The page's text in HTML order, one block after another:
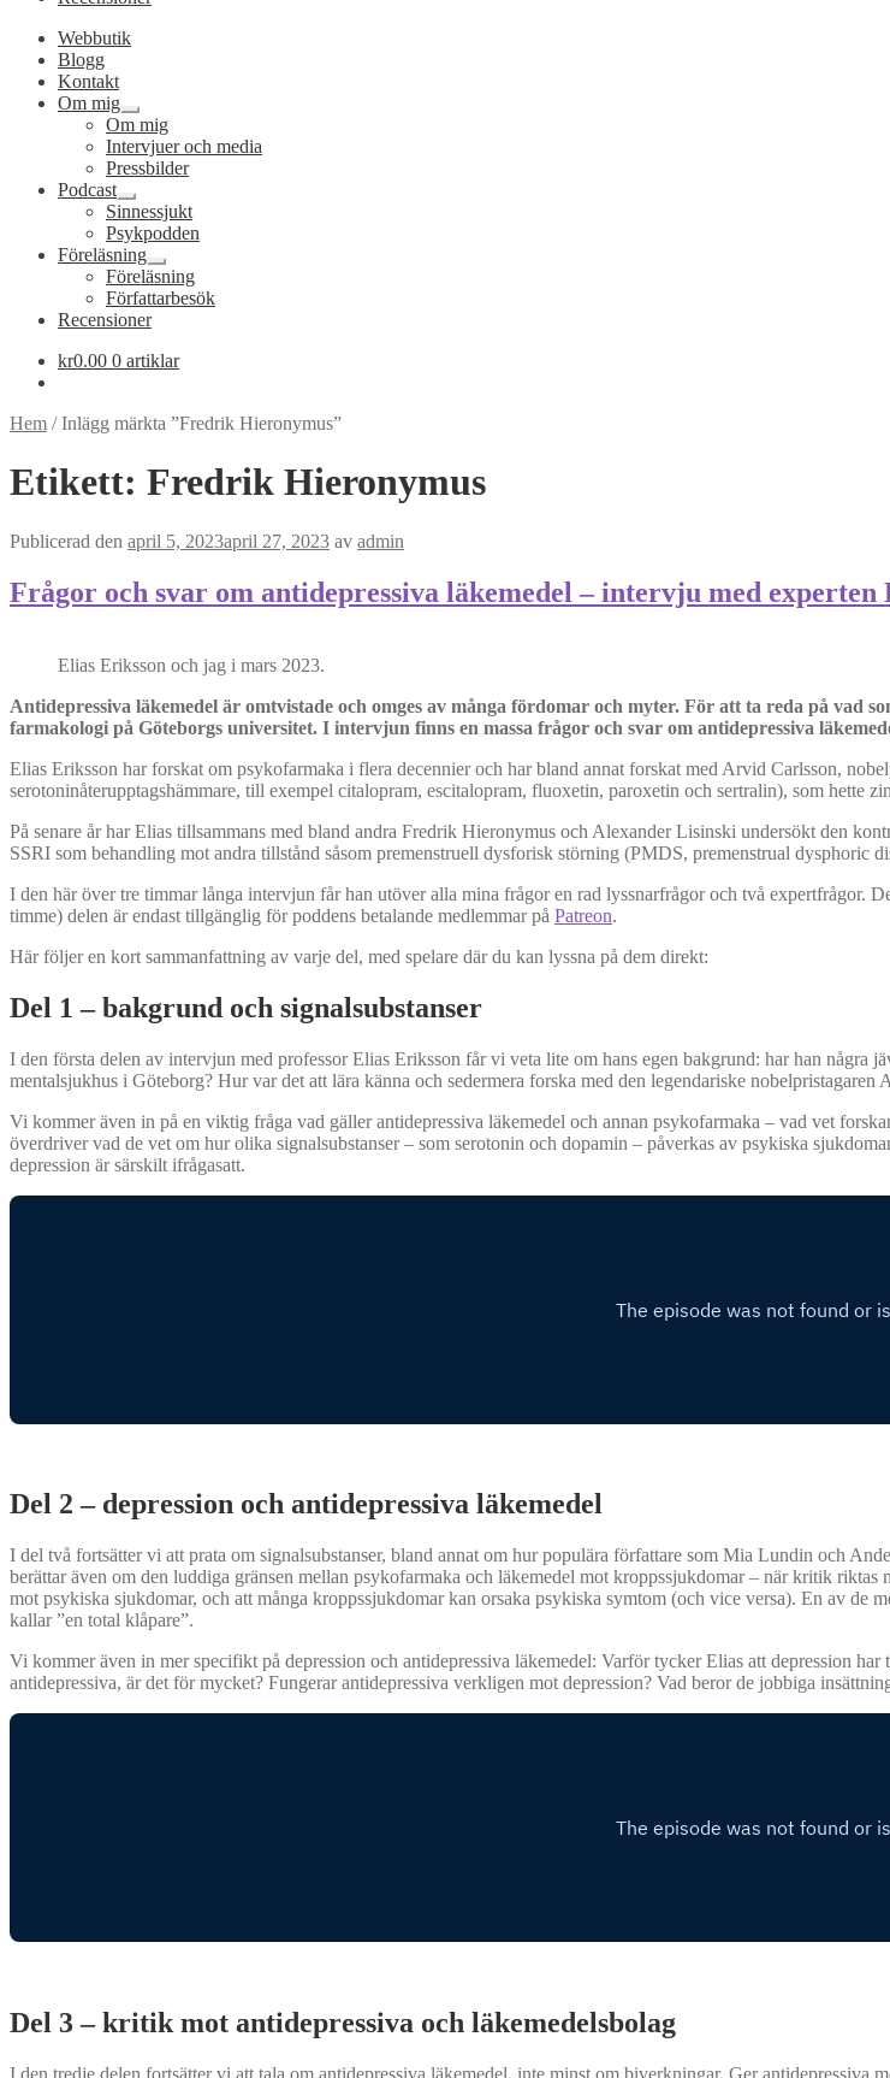
Webbutik
Blogg
Kontakt
Om mig
Expandera
undermeny
Om mig
Intervjuer och media
Pressbilder
Podcast
Expandera
undermeny
Sinnessjukt
Psykpodden
Föreläsning
Expandera
undermeny
Föreläsning
Författarbesök
Recensioner
kr0.00 0 artiklar
Hem /Inlägg märkta ”Fredrik Hieronymus”
Etikett: Fredrik Hieronymus
Publicerad den april 5, 2023april 27, 2023 av admin
Frågor och svar om antidepressiva läkemedel – intervju med experten
Elias Eriksson och jag i mars 2023.
Antidepressiva läkemedel är omtvistade och omges av många fördomar och myter. För att ta reda på vad
farmakologi på Göteborgs universitet. I intervjun finns en massa frågor och svar om antidepressiva
Elias Eriksson har forskat om psykofarmaka i flera decennier och har bland annat forskat med Arvid Carlsson,
serotoninåterupptagshämmare, till exempel citalopram, escitalopram, fluoxetin, paroxetin och sertralin), som hette
På senare år har Elias tillsammans med bland andra Fredrik Hieronymus och Alexander Lisinski undersökt den
SSRI som behandling mot andra tillstånd såsom premenstruell dysforisk störning (PMDS, premenstrual dysphoric
I den här över tre timmar långa intervjun får han utöver alla mina frågor en rad lyssnarfrågor och två expertfrågor.
timme) delen är endast tillgänglig för poddens betalande medlemmar på Patreon.
Här följer en kort sammanfattning av varje del, med spelare där du kan lyssna på dem direkt:
Del 1 – bakgrund och signalsubstanser
I den första delen av intervjun med professor Elias Eriksson får vi veta lite om hans egen bakgrund: har han några
mentalsjukhus i Göteborg? Hur var det att lära känna och sedermera forska med den legendariske nobelpristagaren
Vi kommer även in på en viktig fråga vad gäller antidepressiva läkemedel och annan psykofarmaka – vad vet
överdriver vad de vet om hur olika signalsubstanser – som serotonin och dopamin – påverkas av psykiska
depression är särskilt ifrågasatt.
Del 2 – depression och antidepressiva läkemedel
I del två fortsätter vi att prata om signalsubstanser, bland annat om hur populära författare som Mia Lundin och
berättar även om den luddiga gränsen mellan psykofarmaka och läkemedel mot kroppssjukdomar – när kritik
mot psykiska sjukdomar, och att många kroppssjukdomar kan orsaka psykiska symtom (och vice versa). En av de
kallar ”en total klåpare”.
Vi kommer även in mer specifikt på depression och antidepressiva läkemedel: Varför tycker Elias att depression
antidepressiva, är det för mycket? Fungerar antidepressiva verkligen mot depression? Vad beror de jobbiga
Del 3 – kritik mot antidepressiva och läkemedelsbolag